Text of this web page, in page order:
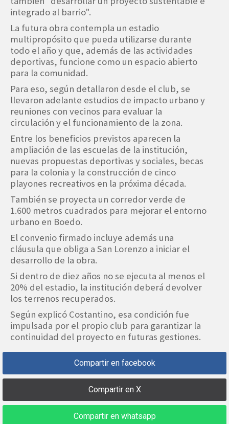
integrado al barrio".
La futura obra contempla un estadio
multipropósito que pueda utilizarse durante
todo el año y que, además de las actividades
deportivas, funcione como un espacio abierto
para la comunidad.
Para eso, según detallaron desde el club, se
llevaron adelante estudios de impacto urbano y
reuniones con vecinos para evaluar la
circulación y el funcionamiento de la zona.
Entre los beneficios previstos aparecen la
ampliación de las escuelas de la institución,
nuevas propuestas deportivas y sociales, becas
para la colonia y la construcción de cinco
playones recreativos en la próxima década.
También se proyecta un corredor verde de
1.600 metros cuadrados para mejorar el entorno
urbano en Boedo.
El convenio firmado incluye además una
cláusula que obliga a San Lorenzo a iniciar el
desarrollo de la obra.
Si dentro de diez años no se ejecuta al menos el
20% del estadio, la institución deberá devolver
los terrenos recuperados.
Según explicó Costantino, esa condición fue
impulsada por el propio club para garantizar la
continuidad del proyecto en futuras gestiones.
Compartir en facebook
Compartir en X
Compartir en whatsapp